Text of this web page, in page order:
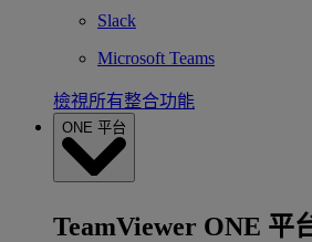
Slack
Microsoft Teams
檢視所有整合功能
ONE 平台
TeamViewer ONE 平